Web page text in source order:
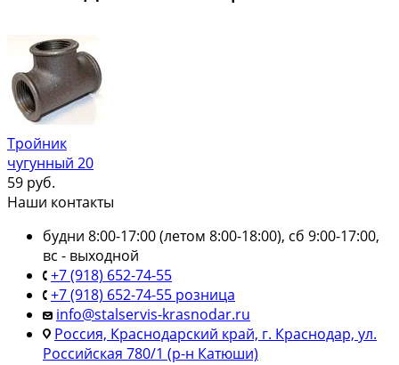
Тройник
чугунный 20
59 руб.
Наши контакты
будни 8:00-17:00 (летом 8:00-18:00), сб 9:00-17:00,
вс - выходной
+7 (918) 652-74-55
+7 (918) 652-74-55 розница
info@stalservis-krasnodar.ru
Россия, Краснодарский край, г. Краснодар, ул.
Российская 780/1 (р-н Катюши)